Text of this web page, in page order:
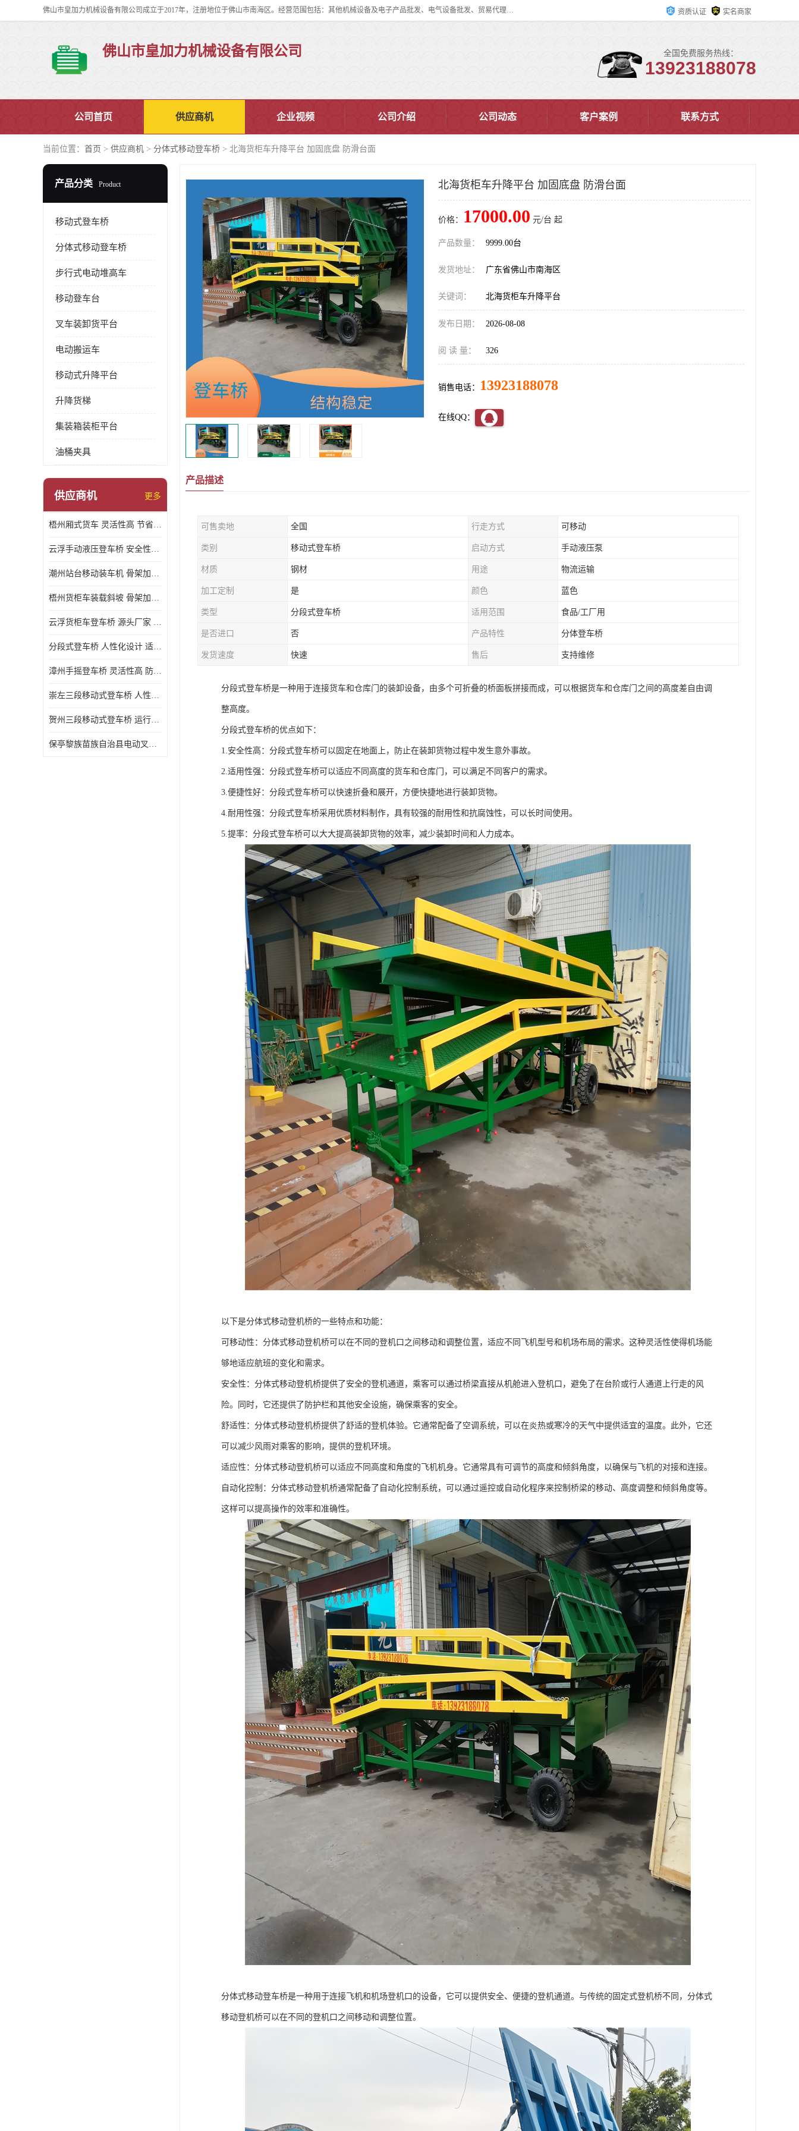
佛山市皇加力机械设备有限公司成立于2017年，注册地位于佛山市南海区。经营范围包括：其他机械设备及电子产品批发、电气设备批发、贸易代理、五金产品批发等；主要产品有：移动式登车桥、叉车装卸货平台、移动式升降机、升降货梯、油桶夹具、电动堆高车。 资质认证 实名商家
佛山市皇加力机械设备有限公司 全国免费服务热线：
13923188078
公司首页 供应商机 企业视频 公司介绍 公司动态 客户案例 联系方式
当前位置： 首页 > 供应商机 > 分体式移动登车桥 > 北海货柜车升降平台 加固底盘 防滑台面
产品分类 Product
移动式登车桥
分体式移动登车桥
步行式电动堆高车
移动登车台
叉车装卸货平台
电动搬运车
移动式升降平台
升降货梯
集装箱装柜平台
油桶夹具
供应商机 更多
梧州厢式货车 灵活性高 节省空间
云浮手动液压登车桥 安全性较高 节省空间
潮州站台移动装车机 骨架加密 承载更强 皇加力机械设备厂
梧州货柜车装载斜坡 骨架加密 承载更强 皇加力机械设备厂
云浮货柜车登车桥 源头厂家 提高装卸作业效率
分段式登车桥 人性化设计 适用性广
漳州手摇登车桥 灵活性高 防滑性能好
崇左三段移动式登车桥 人性化设计 防滑性能好
贺州三段移动式登车桥 运行可靠 防滑性能好
保亭黎族苗族自治县电动叉车 性能稳定 运行平稳
北海货柜车升降平台 加固底盘 防滑台面
价格： 17000.00 元/台 起
产品数量： 9999.00台
发货地址： 广东省佛山市南海区
关键词： 北海货柜车升降平台
发布日期： 2026-08-08
阅 读 量： 326
销售电话： 13923188078
在线QQ：
产品描述
可售卖地 全国 行走方式 可移动
类别 移动式登车桥 启动方式 手动液压泵
材质 钢材 用途 物流运输
加工定制 是 颜色 蓝色
类型 分段式登车桥 适用范围 食品/工厂用
是否进口 否 产品特性 分体登车桥
发货速度 快速 售后 支持维修
分段式登车桥是一种用于连接货车和仓库门的装卸设备，由多个可折叠的桥面板拼接而成，可以根据货车和仓库门之间的高度差自由调
整高度。
分段式登车桥的优点如下：
1.安全性高：分段式登车桥可以固定在地面上，防止在装卸货物过程中发生意外事故。
2.适用性强：分段式登车桥可以适应不同高度的货车和仓库门，可以满足不同客户的需求。
3.便捷性好：分段式登车桥可以快速折叠和展开，方便快捷地进行装卸货物。
4.耐用性强：分段式登车桥采用优质材料制作，具有较强的耐用性和抗腐蚀性，可以长时间使用。
5.提率：分段式登车桥可以大大提高装卸货物的效率，减少装卸时间和人力成本。
以下是分体式移动登机桥的一些特点和功能：
可移动性：分体式移动登机桥可以在不同的登机口之间移动和调整位置，适应不同飞机型号和机场布局的需求。这种灵活性使得机场能
够地适应航班的变化和需求。
安全性：分体式移动登机桥提供了安全的登机通道，乘客可以通过桥梁直接从机舱进入登机口，避免了在台阶或行人通道上行走的风
险。同时，它还提供了防护栏和其他安全设施，确保乘客的安全。
舒适性：分体式移动登机桥提供了舒适的登机体验。它通常配备了空调系统，可以在炎热或寒冷的天气中提供适宜的温度。此外，它还
可以减少风雨对乘客的影响，提供的登机环境。
适应性：分体式移动登机桥可以适应不同高度和角度的飞机机身。它通常具有可调节的高度和倾斜角度，以确保与飞机的对接和连接。
自动化控制：分体式移动登机桥通常配备了自动化控制系统，可以通过遥控或自动化程序来控制桥梁的移动、高度调整和倾斜角度等。
这样可以提高操作的效率和准确性。
分体式移动登车桥是一种用于连接飞机和机场登机口的设备，它可以提供安全、便捷的登机通道。与传统的固定式登机桥不同，分体式
移动登机桥可以在不同的登机口之间移动和调整位置。